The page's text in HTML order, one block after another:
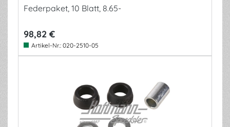
Federpaket, 10 Blatt, 8.65-
98,82 €
Artikel-Nr.: 020-2510-05